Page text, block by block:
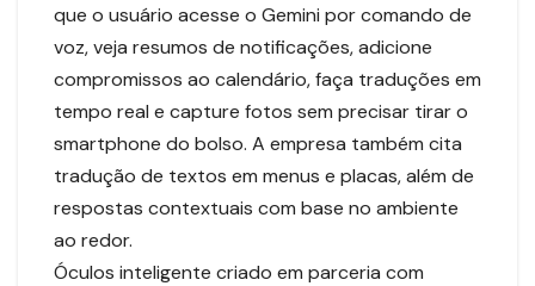
que o usuário acesse o Gemini por comando de
voz, veja resumos de notificações, adicione
compromissos ao calendário, faça traduções em
tempo real e capture fotos sem precisar tirar o
smartphone do bolso. A empresa também cita
tradução de textos em menus e placas, além de
respostas contextuais com base no ambiente
ao redor.
Óculos inteligente criado em parceria com